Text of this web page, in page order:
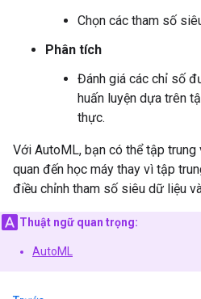
Chọn các tham số
Phân tích
Đánh giá các chỉ số
huấn luyện dựa trên
thực.
Với AutoML, bạn có thể tập
quan đến học máy thay vì tập
điều chỉnh tham số siêu dữ liệu
Thuật ngữ quan trọng:
AutoML